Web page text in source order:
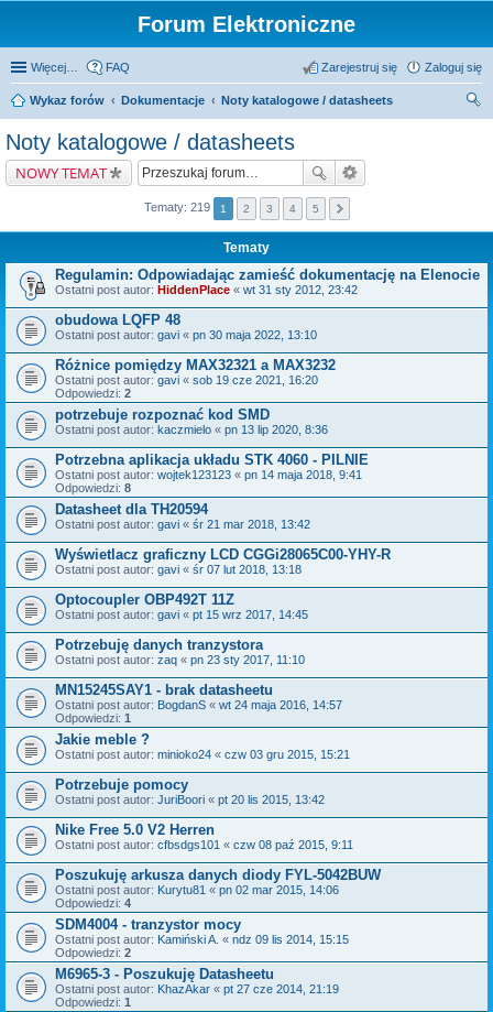
Forum Elektroniczne
Więcej… FAQ Zaloguj się
Zarejestruj się
Wykaz forów Dokumentacje
Noty katalogowe / datasheets
Noty katalogowe / datasheets
NOWY TEMAT
Tematy: 219 1 2 3 4 5
Tematy
Regulamin: Odpowiadając zamieść dokumentację na Elenocie
Ostatni post autor: HiddenPlace « wt 31 sty 2012, 23:42
obudowa LQFP 48
Ostatni post autor: gavi « pn 30 maja 2022, 13:10
Różnice pomiędzy MAX32321 a MAX3232
Ostatni post autor: gavi « sob 19 cze 2021, 16:20
Odpowiedzi: 2
potrzebuje rozpoznać kod SMD
Ostatni post autor: kaczmielo « pn 13 lip 2020, 8:36
Potrzebna aplikacja układu STK 4060 - PILNIE
Ostatni post autor: wojtek123123 « pn 14 maja 2018, 9:41
Odpowiedzi: 8
Datasheet dla TH20594
Ostatni post autor: gavi « śr 21 mar 2018, 13:42
Wyświetlacz graficzny LCD CGGi28065C00-YHY-R
Ostatni post autor: gavi « śr 07 lut 2018, 13:18
Optocoupler OBP492T 11Z
Ostatni post autor: gavi « pt 15 wrz 2017, 14:45
Potrzebuję danych tranzystora
Ostatni post autor: zaq « pn 23 sty 2017, 11:10
MN15245SAY1 - brak datasheetu
Ostatni post autor: BogdanS « wt 24 maja 2016, 14:57
Odpowiedzi: 1
Jakie meble ?
Ostatni post autor: minioko24 « czw 03 gru 2015, 15:21
Potrzebuje pomocy
Ostatni post autor: JuriBoori « pt 20 lis 2015, 13:42
Nike Free 5.0 V2 Herren
Ostatni post autor: cfbsdgs101 « czw 08 paź 2015, 9:11
Poszukuję arkusza danych diody FYL-5042BUW
Ostatni post autor: Kurytu81 « pn 02 mar 2015, 14:06
Odpowiedzi: 4
SDM4004 - tranzystor mocy
Ostatni post autor: Kamiński A. « ndz 09 lis 2014, 15:15
Odpowiedzi: 2
M6965-3 - Poszukuję Datasheetu
Ostatni post autor: KhazAkar « pt 27 cze 2014, 21:19
Odpowiedzi: 1